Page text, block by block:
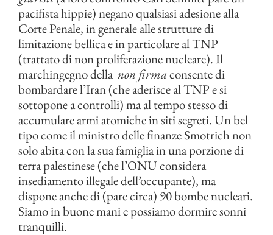
pacifista hippie) negano qualsiasi adesione alla
Corte Penale, in generale alle strutture di
limitazione bellica e in particolare al TNP
(trattato di non proliferazione nucleare). Il
marchingegno della non firmaconsente di
bombardare l’Iran (che aderisce al TNP e si
sottopone a controlli) ma al tempo stesso di
accumulare armi atomiche in siti segreti. Un bel
tipo come il ministro delle finanze Smotrich non
solo abita con la sua famiglia in una porzione di
terra palestinese (che l’ONU considera
insediamento illegale dell’occupante), ma
dispone anche di (pare circa) 90 bombe nucleari.
Siamo in buone mani e possiamo dormire sonni
tranquilli.